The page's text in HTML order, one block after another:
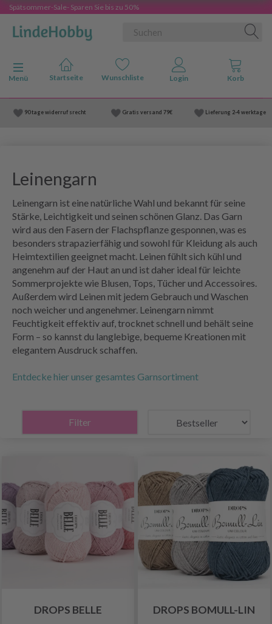
Spätsommer-Sale- Sparen Sie bis zu 50%
Anzeige ändern
Menü
90 tage widerruf srecht Gratis versand 79€ Lieferung 2-4 werktage
Leinengarn
Leinengarn ist eine natürliche Wahl und bekannt für seine
Stärke, Leichtigkeit und seinen schönen Glanz. Das Garn
wird aus den Fasern der Flachspflanze gesponnen, was es
besonders strapazierfähig und sowohl für Kleidung als auch
Heimtextilien geeignet macht. Leinen fühlt sich kühl und
angenehm auf der Haut an und ist daher ideal für leichte
Sommerprojekte wie Blusen, Tops, Tücher und Accessoires.
Außerdem wird Leinen mit jedem Gebrauch und Waschen
noch weicher und angenehmer. Leinengarn nimmt
Feuchtigkeit effektiv auf, trocknet schnell und behält seine
Form – so kannst du langlebige, bequeme Kreationen mit
elegantem Ausdruck schaffen.
Entdecke hier unser gesamtes Garnsortiment
Filter
DROPS BELLE DROPS BOMULL-LIN